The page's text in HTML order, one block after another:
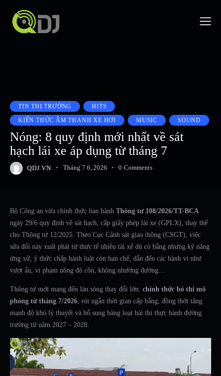
TIN THỊ TRƯỜNG
HITS
KIẾN THỨC ÂM THANH XE HƠI
MUSIC SOUND
Nóng: 8 quy định mới nhất về sát
hạch lái xe áp dụng từ tháng 7
QDJ.VN Tháng 7 6, 2026 0 Comments
Bộ Công an vừa chính thức ban hành Thông tư 108/2026/TT-BCA
ngày 29/6 quy định về sát hạch, cấp giấy phép lái xe (GPLX), thay thế
cho Thông tư 12/2025. Theo Cục Cảnh sát giao thông (CSGT), việc
sửa đổi này xuất phát từ thực tế nhiều tài xế dù có bằng nhưng kỹ năng
ứng xử, ý thức chấp hành luật còn hạn chế, dẫn đến các hành vi như
vượt ẩu, vi phạm nồng độ cồn, không nhường đường…
Thông tư mới mang đến làn sóng thay đổi lớn: chính thức bỏ thi mô
phỏng từ tháng 7/2026, rút ngắn thời gian cấp bằng, đồng thời tăng
mạnh độ khó lý thuyết và bổ sung hàng loạt bài thi thực hành đường
trường từ năm 2027 – 2028.